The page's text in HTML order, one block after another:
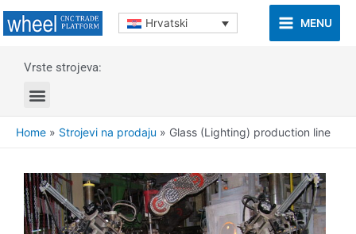
Hrvatski MENU
Vrste strojeva:
Home » Strojevi na prodaju » Glass (Lighting) production line